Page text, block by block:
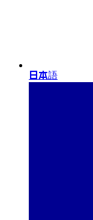
日本語